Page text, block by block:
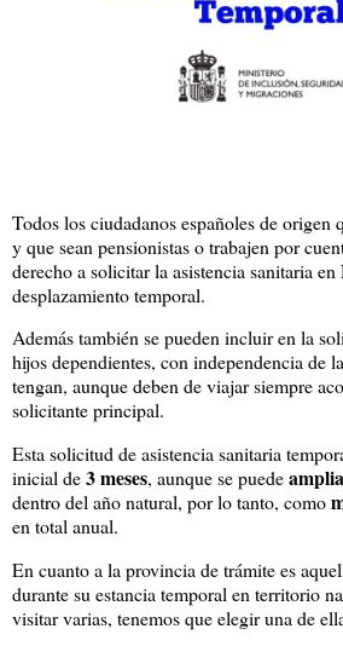
Todos los ciudadanos españoles de origen
y que sean pensionistas o trabajen por
derecho a solicitar la asistencia sanitaria en
desplazamiento temporal.
Además también se pueden incluir en la
hijos dependientes, con independencia de
tengan, aunque deben de viajar siempre
solicitante principal.
Esta solicitud de asistencia sanitaria
inicial de3 meses, aunque se puede
dentro del año natural, por lo tanto, como
en total anual.
En cuanto a la provincia de trámite es
durante su estancia temporal en territorio
visitar varias, tenemos que elegir una de